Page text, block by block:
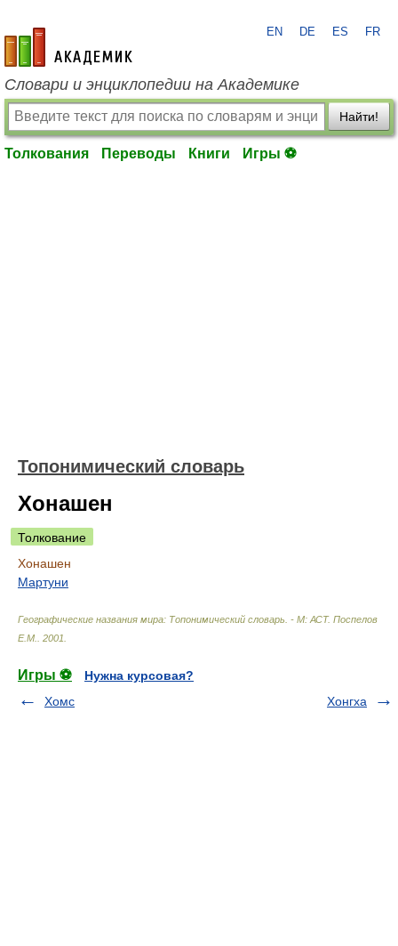
academic.ru
EN DE ES FR
Словари и энциклопедии на Академике
Найти!
Толкования Переводы Книги Игры ⚽
Топонимический словарь
Хонашен
Толкование
Хонашен
Мартуни
Географические названия мира: Топонимический словарь. - М: АСТ. Поспелов
Е.М.
2001
Игры ⚽
Нужна курсовая?
Хомс
Хонгха